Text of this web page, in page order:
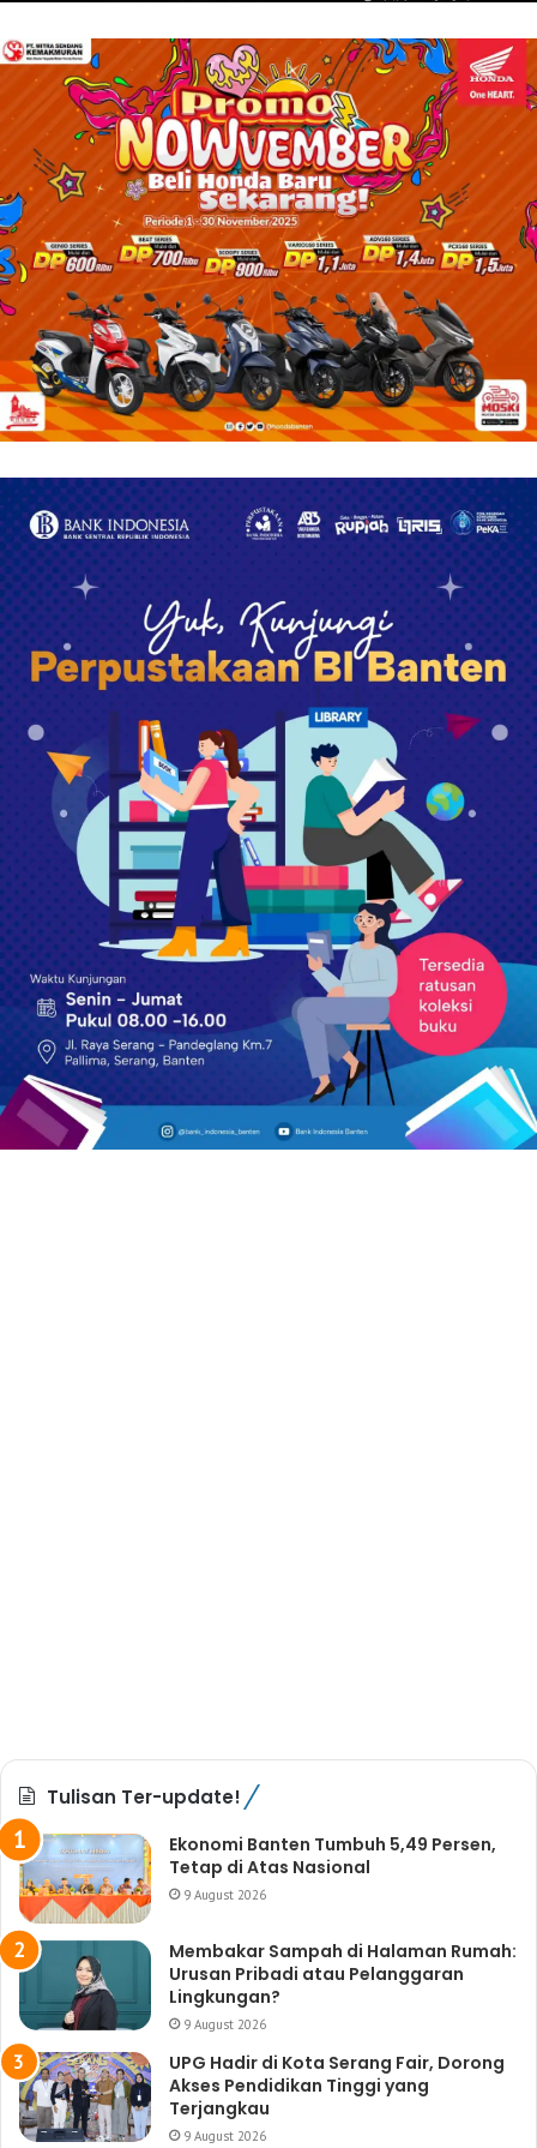
Tulisan Ter-update!
Ekonomi Banten Tumbuh 5,49 Persen,
Tetap di Atas Nasional
9 August 2026
Membakar Sampah di Halaman Rumah:
Urusan Pribadi atau Pelanggaran
Lingkungan?
9 August 2026
UPG Hadir di Kota Serang Fair, Dorong
Akses Pendidikan Tinggi yang
Terjangkau
9 August 2026